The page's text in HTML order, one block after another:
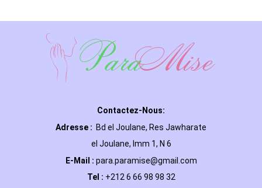
Contactez-Nous:
Adresse : Bd el Joulane, Res Jawharate
el Joulane, Imm 1, N 6
E-Mail : para.paramise@gmail.com
Tel : +212 6 66 98 98 32